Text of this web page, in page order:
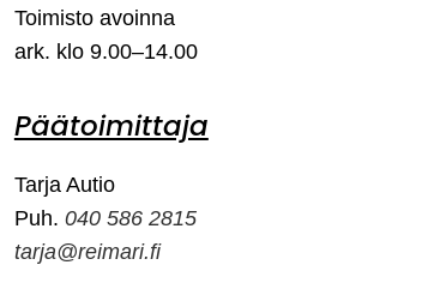
Toimisto avoinna
ark. klo 9.00–14.00
Päätoimittaja
Tarja Autio
Puh. 040 586 2815
tarja@reimari.fi